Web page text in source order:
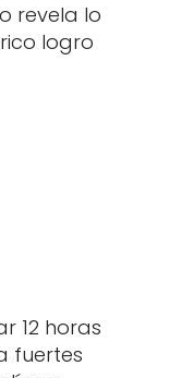
revela lo
logro
12 horas
fuertes